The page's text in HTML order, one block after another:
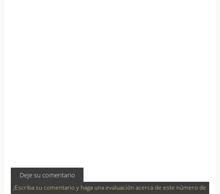
Deje su comentario
¡Escriba su comentario y haga una evaluación acerca de este número de